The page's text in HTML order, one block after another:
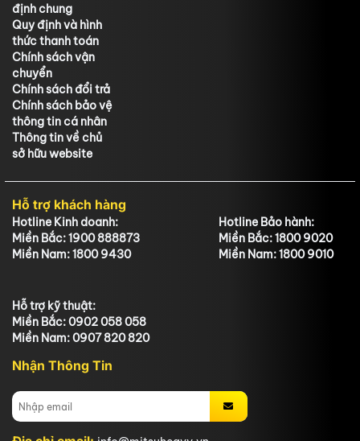
định chung
Quy định và hình
thức thanh toán
Chính sách vận
chuyển
Chính sách đổi trả
Chính sách bảo vệ
thông tin cá nhân
Thông tin về chủ
sở hữu website
Hỗ trợ khách hàng
Hotline Kinh doanh:
Miền Bắc: 1900 888873
Miền Nam: 1800 9430
Hotline Bảo hành:
Miền Bắc: 1800 9020
Miền Nam: 1800 9010
Hỗ trợ kỹ thuật:
Miền Bắc: 0902 058 058
Miền Nam: 0907 820 820
Nhận Thông Tin